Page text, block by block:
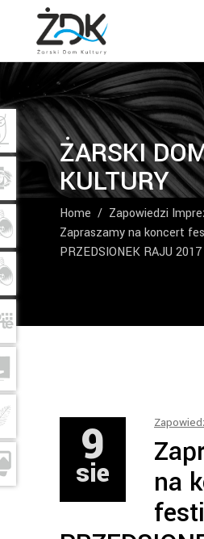
ŻARSKI
KULTURY
Home / Zapowiedzi
Zapraszamy na koncert
PRZEDSIONEK RAJU 2017
9
sie
na